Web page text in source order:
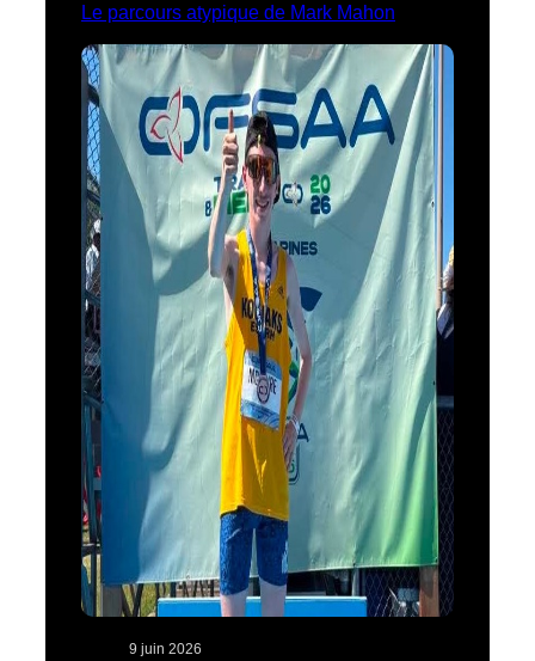
Le parcours atypique de Mark Mahon
9 juin 2026